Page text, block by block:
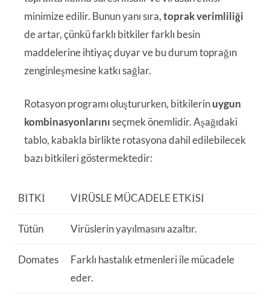
minimize edilir. Bunun yanı sıra,toprak verimliliği
de artar, çünkü farklı bitkiler farklı besin
maddelerine ihtiyaç duyar ve bu durum toprağın
zenginleşmesine katkı sağlar.
Rotasyon programı oluştururken, bitkilerinuygun
kombinasyonlarınıseçmek önemlidir. Aşağıdaki
tablo, kabakla birlikte rotasyona dahil edilebilecek
bazı bitkileri göstermektedir:
BITKI VIRÜSLE MÜCADELE ETKISI
Tütün Virüslerin yayılmasını azaltır.
Domates
Farklı hastalık etmenleri ile mücadele
eder.